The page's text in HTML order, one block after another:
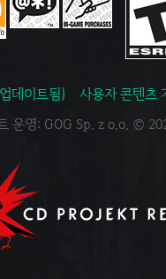
데이트됨) 사용자 콘텐츠
운영: GOG Sp. z o.o. ©